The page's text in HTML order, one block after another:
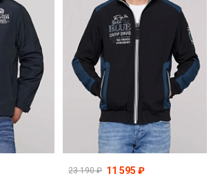
23 190 ₽ 11 595 ₽